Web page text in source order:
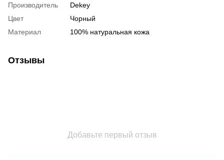
Производитель
Dekey
Цвет
Чорный
Материал
100% натуральная кожа
Отзывы
Добавьте первый отзыв